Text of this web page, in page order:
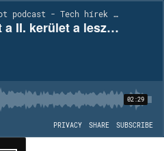
Hírstart robot podcast - Tech hírek | EP2195
Fákat ültet a II. kerület a leszerelt parkolóórák helyére
02:29
PRIVACY SHARE SUBSCRIBE